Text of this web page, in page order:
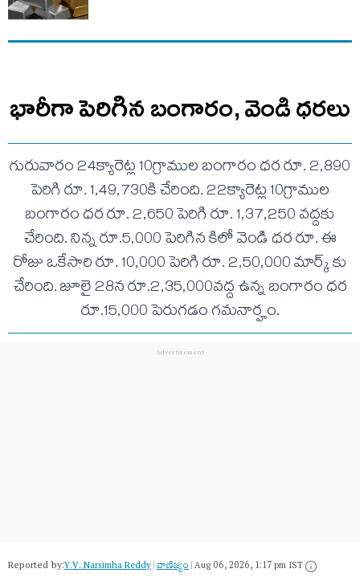
భారీగా పెరిగిన బంగారం, వెండి ధరలు
గురువారం 24క్యారెట్ల 10గ్రాముల బంగారం ధర రూ. 2,890
పెరిగి రూ. 1,49,730కి చేరింది. 22క్యారెట్ల 10గ్రాముల
బంగారం ధర రూ. 2,650 పెరిగి రూ. 1,37,250 వద్దకు
చేరింది. నిన్న రూ.5,000 పెరిగిన కిలో వెండి ధర రూ. ఈ
రోజు ఒకేసారి రూ. 10,000 పెరిగి రూ. 2,50,000 మార్క్ కు
చేరింది. జూలై 28న రూ.2,35,000వద్ద ఉన్న బంగారం ధర
రూ.15,000 పెరుగడం గమనార్హం.
Reported by:Y.V. Narsimha Reddy|వాణిజ్యం|Aug 06, 2026, 1:17 pm IST